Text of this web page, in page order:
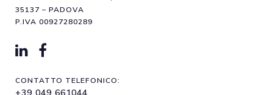
35137 – PADOVA
P.IVA 00927280289
CONTATTO TELEFONICO:
+39 049 661044